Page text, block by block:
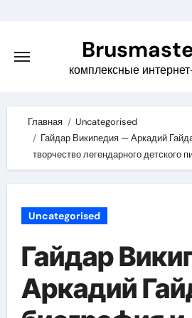
content
комплексные
Главная
Uncategorised
Гайдар Википедия — Аркадий
творчество легендарного детского
Uncategorised
Гайдар
Аркадий